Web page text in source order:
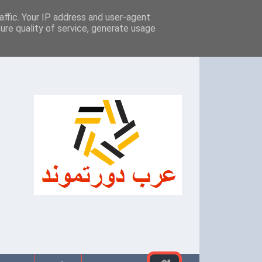
الصفحة الرئيسية اتفاقية الاستخدام سياسة
Your IP address and user-agent
quality of service, generate usage